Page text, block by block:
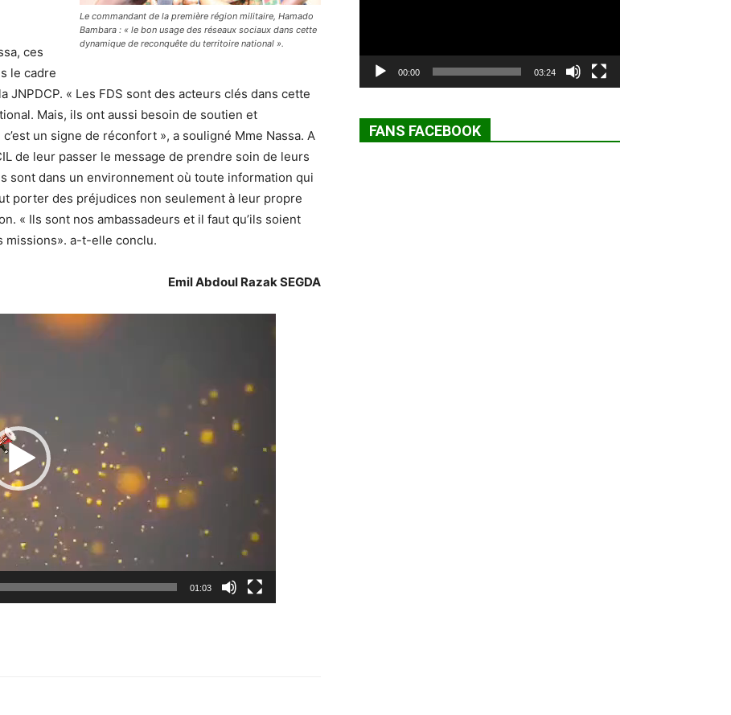
Le commandant de la première région militaire, Hamado
Bambara : « le bon usage des réseaux sociaux dans cette
dynamique de reconquête du territoire national ».
ces
le cadre
JNPDCP. « Les FDS sont des acteurs clés dans cette
Mais, ils ont aussi besoin de soutien et
un signe de réconfort », a souligné Mme Nassa. A
de leur passer le message de prendre soin de leurs
sont dans un environnement où toute information qui
porter des préjudices non seulement à leur propre
« Ils sont nos ambassadeurs et il faut qu’ils soient
missions». a-t-elle conclu.
Emil Abdoul Razak SEGDA
Lecteur
01:03
00:00 03:24
FANS FACEBOOK